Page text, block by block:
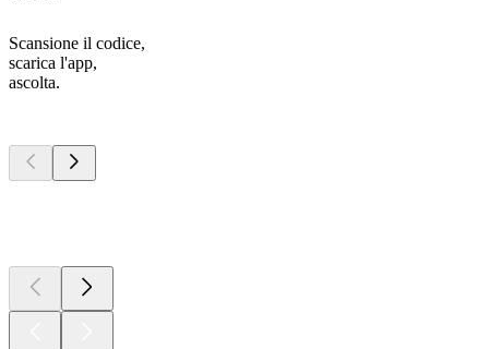
Scansione il codice,
scarica l'app,
ascolta.